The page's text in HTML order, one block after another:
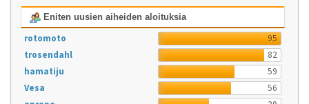
Eniten uusien aiheiden aloituksia
rotomoto
95
trosendahl
82
hamatiju
59
Vesa
56